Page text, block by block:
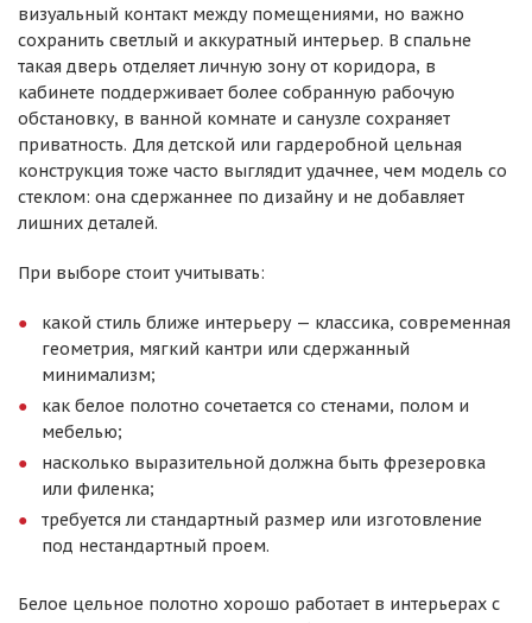
визуальный контакт между помещениями, но важно
сохранить светлый и аккуратный интерьер. В спальне
такая дверь отделяет личную зону от коридора, в
кабинете поддерживает более собранную рабочую
обстановку, в ванной комнате и санузле сохраняет
приватность. Для детской или гардеробной цельная
конструкция тоже часто выглядит удачнее, чем модель со
стеклом: она сдержаннее по дизайну и не добавляет
лишних деталей.
При выборе стоит учитывать:
какой стиль ближе интерьеру — классика, современная
геометрия, мягкий кантри или сдержанный
минимализм;
как белое полотно сочетается со стенами, полом и
мебелью;
насколько выразительной должна быть фрезеровка
или филенка;
требуется ли стандартный размер или изготовление
под нестандартный проем.
Белое цельное полотно хорошо работает в интерьерах с